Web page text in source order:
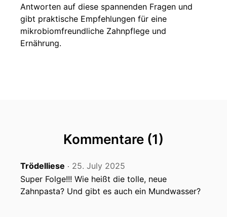
Antworten auf diese spannenden Fragen und
gibt praktische Empfehlungen für eine
mikrobiomfreundliche Zahnpflege und
Ernährung.
Kommentare (1)
Trödelliese ‧ 25. July 2025
Super Folge!!! Wie heißt die tolle, neue
Zahnpasta? Und gibt es auch ein Mundwasser?